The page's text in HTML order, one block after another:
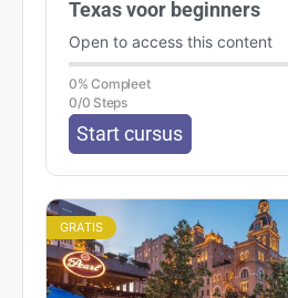
Texas voor beginners
Open to access this content
0% Compleet
0/0 Steps
Start cursus
GRATIS